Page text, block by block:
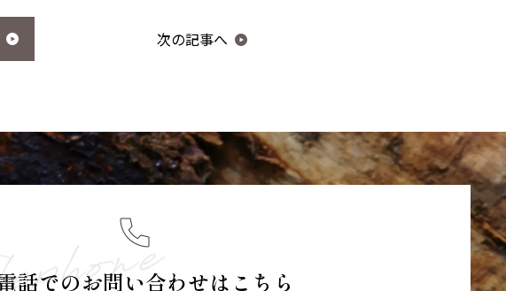
次の記事へ
話でのお問い合わせはこちら